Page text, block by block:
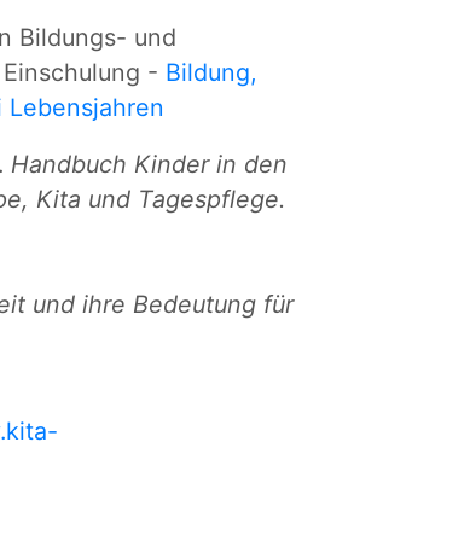
Bildungs- und
- Bildung,
Handbuch Kinder in den
Kita und Tagespflege.
und ihre Bedeutung für